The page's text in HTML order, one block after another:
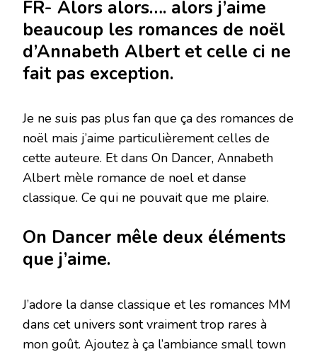
FR- Alors alors…. alors j’aime
beaucoup les romances de noël
d’Annabeth Albert et celle ci ne
fait pas exception.
Je ne suis pas plus fan que ça des romances de
noël mais j’aime particulièrement celles de
cette auteure. Et dans On Dancer, Annabeth
Albert mèle romance de noel et danse
classique. Ce qui ne pouvait que me plaire.
On Dancer mêle deux éléments
que j’aime.
J’adore la danse classique et les romances MM
dans cet univers sont vraiment trop rares à
mon goût. Ajoutez à ça l’ambiance small town